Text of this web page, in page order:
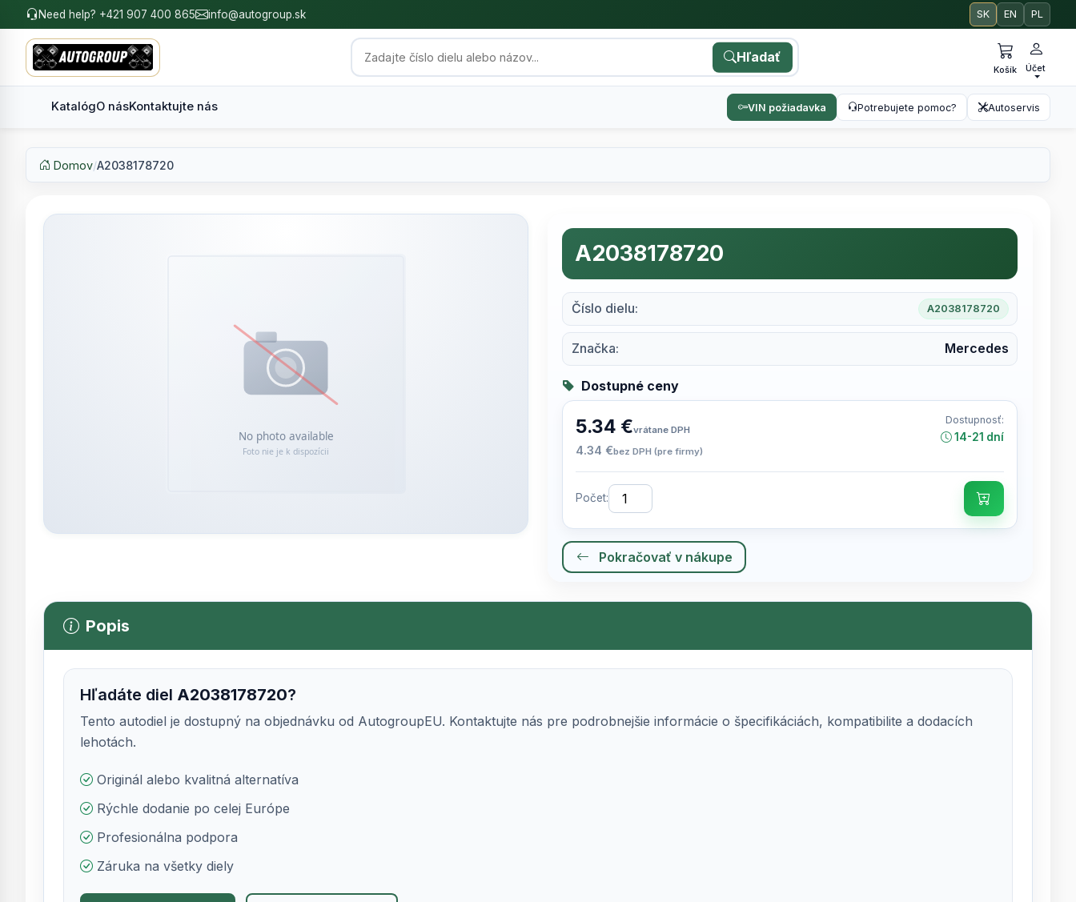
Need help? +421 907 400 865 info@autogroup.sk SK EN PL
Hľadať
Košík Účet
KatalógO násKontaktujte nás VIN požiadavka Potrebujete pomoc? Autoservis
Domov/A2038178720
A2038178720
Číslo dielu: A2038178720
Značka: Mercedes
Dostupné ceny
5.34 €vrátane DPH
4.34 €bez DPH (pre firmy)
Dostupnosť:
14-21 dní
Počet:
Pokračovať v nákupe
Popis
Hľadáte diel A2038178720?
Tento autodiel je dostupný na objednávku od AutogroupEU. Kontaktujte nás pre podrobnejšie informácie o špecifikáciách, kompatibilite a dodacích
lehotách.
Originál alebo kvalitná alternatíva
Rýchle dodanie po celej Európe
Profesionálna podpora
Záruka na všetky diely